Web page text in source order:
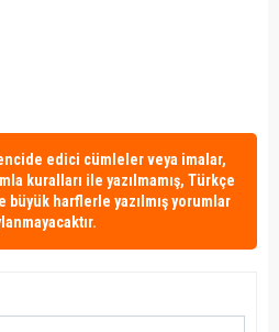
edici cümleler veya imalar,
kuralları ile yazılmamış, Türkçe
büyük harflerle yazılmış yorumlar